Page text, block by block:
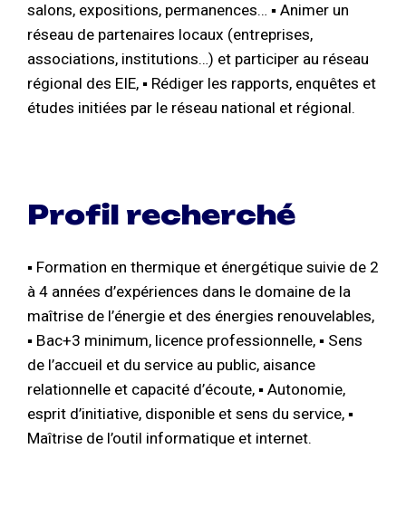
salons, expositions, permanences… ▪ Animer un
réseau de partenaires locaux (entreprises,
associations, institutions…) et participer au réseau
régional des EIE, ▪ Rédiger les rapports, enquêtes et
études initiées par le réseau national et régional.
Profil recherché
▪ Formation en thermique et énergétique suivie de 2
à 4 années d’expériences dans le domaine de la
maîtrise de l’énergie et des énergies renouvelables,
▪ Bac+3 minimum, licence professionnelle, ▪ Sens
de l’accueil et du service au public, aisance
relationnelle et capacité d’écoute, ▪ Autonomie,
esprit d’initiative, disponible et sens du service, ▪
Maîtrise de l’outil informatique et internet.